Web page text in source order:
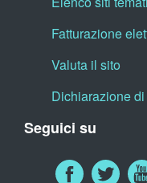
Fatturazione
Valuta il sito
Dichiarazione
Seguici su